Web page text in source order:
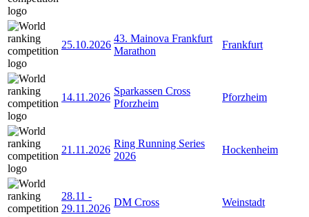
25.10.2026
43. Mainova Frankfurt
Marathon
Frankfurt
14.11.2026
Sparkassen Cross
Pforzheim
Pforzheim
21.11.2026
Ring Running Series
2026
Hockenheim
28.11 -
29.11.2026
DM Cross Weinstadt